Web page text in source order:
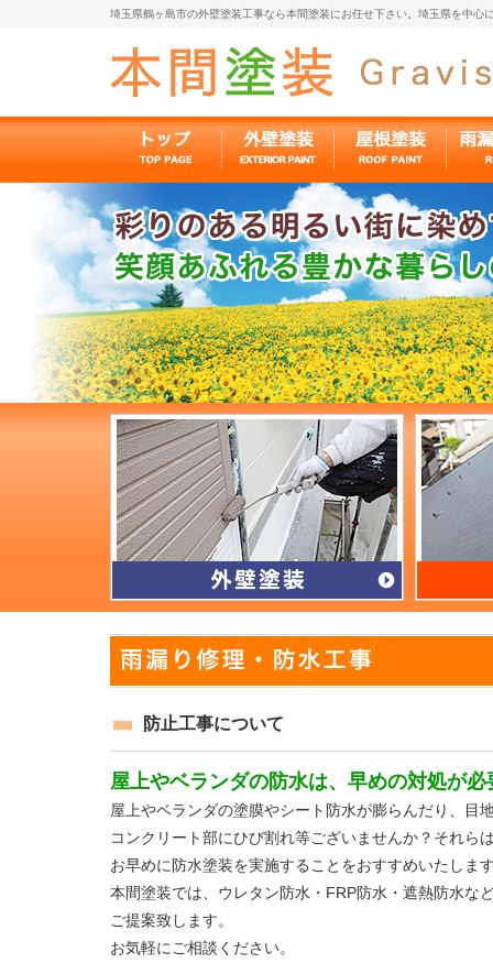
埼玉県鶴ヶ島市の外壁塗装工事なら本間塗装にお任せ下さい。埼玉県を中
防止工事について
屋上やベランダの防水は、早めの対処が必
屋上やベランダの塗膜やシート防水が膨らんだり、目
コンクリート部にひび割れ等ございませんか？それら
お早めに防水塗装を実施することをおすすめいたしま
本間塗装では、ウレタン防水・FRP防水・遮熱防水な
ご提案致します。
お気軽にご相談ください。